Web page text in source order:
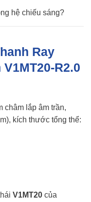
hệ chiếu sáng?
Ray
R2.0
châm lắp âm trần,
kích thước tổng thể:
V1MT20 của